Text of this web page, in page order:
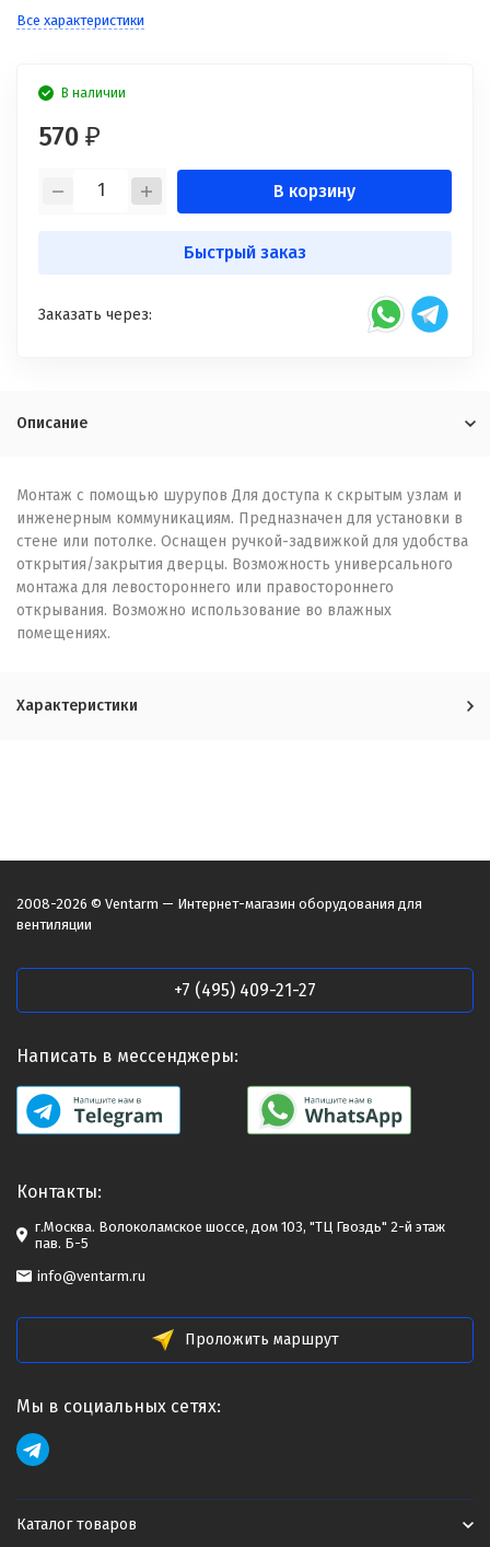
Все характеристики
В наличии
570 ₽
В корзину
Быстрый заказ
Заказать через:
Описание
Монтаж с помощью шурупов Для доступа к скрытым узлам и
инженерным коммуникациям. Предназначен для установки в
стене или потолке. Оснащен ручкой-задвижкой для удобства
открытия/закрытия дверцы. Возможность универсального
монтажа для левостороннего или правостороннего
открывания. Возможно использование во влажных
помещениях.
Характеристики
2008-2026 © Ventarm — Интернет-магазин оборудования для
вентиляции
+7 (495) 409-21-27
Написать в мессенджеры:
Контакты:
г.Москва. Волоколамское шоссе, дом 103, "ТЦ Гвоздь" 2-й этаж
пав. Б-5
info@ventarm.ru
Проложить маршрут
Мы в социальных сетях:
Каталог товаров